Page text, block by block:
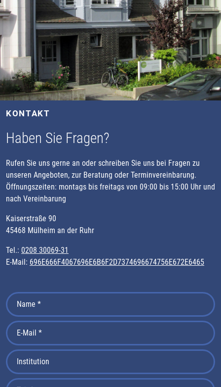
KONTAKT
Haben Sie Fragen?
Rufen Sie uns gerne an oder schreiben Sie uns bei Fragen zu
unseren Angeboten, zur Beratung oder Terminvereinbarung.
Öffnungszeiten: montags bis freitags von 09:00 bis 15:00 Uhr und
nach Vereinbarung
Kaiserstraße 90
45468 Mülheim an der Ruhr
Tel.: 0208 30069-31
E-Mail: 696E666F4067696E6B6F2D7374696674756E672E6465